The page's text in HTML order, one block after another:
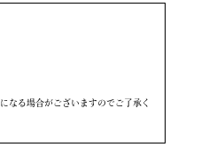
なる場合がございますのでご了承く